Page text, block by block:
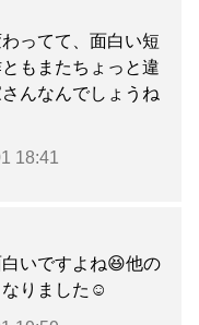
ってて、面白い短
もまたちょっと違
んなんでしょうね
18:41
いですよね😆他の
りました☺️